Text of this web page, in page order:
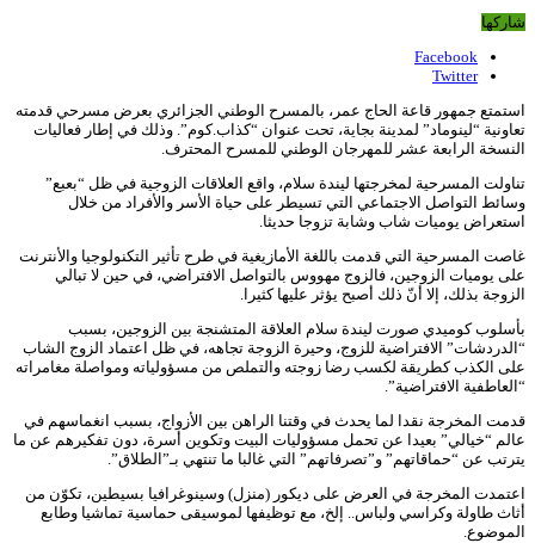
شاركها
Facebook
Twitter
استمتع جمهور قاعة الحاج عمر، بالمسرح الوطني الجزائري بعرض مسرحي قدمته
تعاونية “لينوماد” لمدينة بجاية، تحت عنوان “كذاب.كوم”. وذلك في إطار فعاليات
النسخة الرابعة عشر للمهرجان الوطني للمسرح المحترف.
تناولت المسرحية لمخرجتها ليندة سلام، واقع العلاقات الزوجية في ظل “بعبع”
وسائط التواصل الاجتماعي التي تسيطر على حياة الأسر والأفراد من خلال
استعراض يوميات شاب وشابة تزوجا حديثا.
غاصت المسرحية التي قدمت باللغة الأمازيغية في طرح تأثير التكنولوجيا والأنترنت
على يوميات الزوجين، فالزوج مهووس بالتواصل الافتراضي، في حين لا تبالي
الزوجة بذلك، إلا أنّ ذلك أصبح يؤثر عليها كثيرا.
بأسلوب كوميدي صورت ليندة سلام العلاقة المتشنجة بين الزوجين، بسبب
“الدردشات” الافتراضية للزوج، وحيرة الزوجة تجاهه، في ظل اعتماد الزوج الشاب
على الكذب كطريقة لكسب رضا زوجته والتملص من مسؤولياته ومواصلة مغامراته
“العاطفية الافتراضية”.
قدمت المخرجة نقدا لما يحدث في وقتنا الراهن بين الأزواج، بسبب انغماسهم في
عالم “خيالي” بعيدا عن تحمل مسؤوليات البيت وتكوين أسرة، دون تفكيرهم عن ما
يترتب عن “حماقاتهم” و”تصرفاتهم” التي غالبا ما تنتهي بـ”الطلاق”.
اعتمدت المخرجة في العرض على ديكور (منزل) وسينوغرافيا بسيطين، تكوّن من
أثاث طاولة وكراسي ولباس.. إلخ، مع توظيفها لموسيقى حماسية تماشيا وطابع
الموضوع.